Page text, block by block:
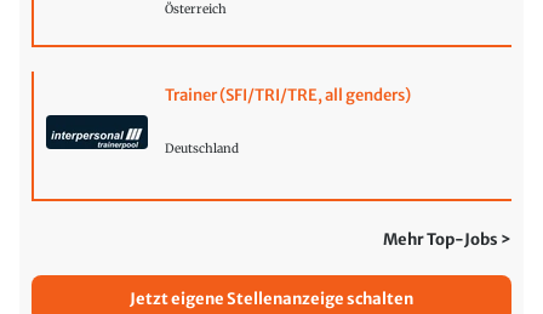
Österreich
Trainer (SFI/TRI/TRE, all genders)
Deutschland
Mehr Top-Jobs >
Jetzt eigene Stellenanzeige schalten